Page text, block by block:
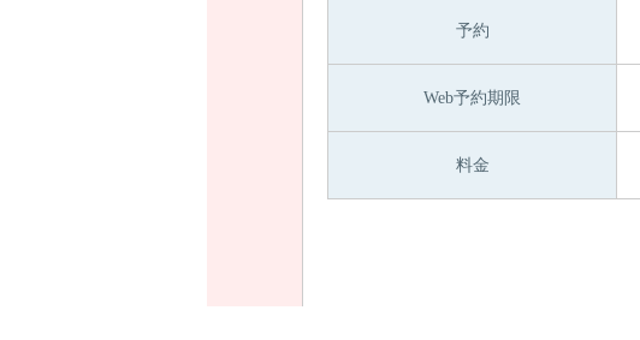
予約
Web予約期限
料金